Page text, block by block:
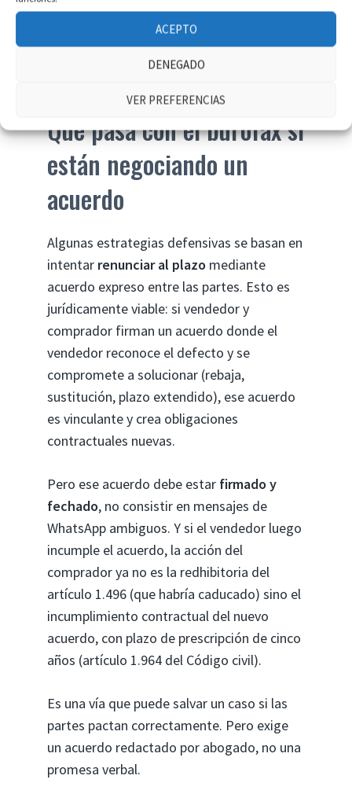
ACEPTO
DENEGADO
VER PREFERENCIAS
cerrado y firmado, se presenta la demanda.
Cuando el vendedor recibe la notificación,
suele acelerarse la negociación; y si no se
Qué pasa con el burofax si
están negociando un
acuerdo
Algunas estrategias defensivas se basan en
intentar renunciar al plazo mediante
acuerdo expreso entre las partes. Esto es
jurídicamente viable: si vendedor y
comprador firman un acuerdo donde el
vendedor reconoce el defecto y se
compromete a solucionar (rebaja,
sustitución, plazo extendido), ese acuerdo
es vinculante y crea obligaciones
contractuales nuevas.
Pero ese acuerdo debe estar firmado y
fechado, no consistir en mensajes de
WhatsApp ambiguos. Y si el vendedor luego
incumple el acuerdo, la acción del
comprador ya no es la redhibitoria del
artículo 1.496 (que habría caducado) sino el
incumplimiento contractual del nuevo
acuerdo, con plazo de prescripción de cinco
años (artículo 1.964 del Código civil).
Es una vía que puede salvar un caso si las
partes pactan correctamente. Pero exige
un acuerdo redactado por abogado, no una
promesa verbal.